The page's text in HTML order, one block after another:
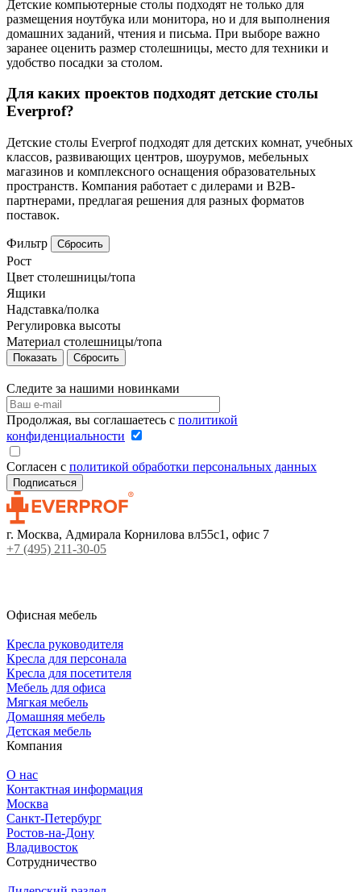
Детские компьютерные столы подходят не только для
размещения ноутбука или монитора, но и для выполнения
домашних заданий, чтения и письма. При выборе важно
заранее оценить размер столешницы, место для техники и
удобство посадки за столом.
Для каких проектов подходят детские столы
Everprof?
Детские столы Everprof подходят для детских комнат, учебных
классов, развивающих центров, шоурумов, мебельных
магазинов и комплексного оснащения образовательных
пространств. Компания работает с дилерами и B2B-
партнерами, предлагая решения для разных форматов
поставок.
Фильтр Сбросить
Рост
Цвет столешницы/топа
Ящики
Надставка/полка
Регулировка высоты
Материал столешницы/топа
Сбросить
Следите за нашими новинками
Продолжая, вы соглашаетесь с политикой
конфиденциальности
Согласен с политикой обработки персональных данных
г. Москва, Адмирала Корнилова вл55с1, офис 7
+7 (495) 211-30-05
Офисная мебель
Кресла руководителя
Кресла для персонала
Кресла для посетителя
Мебель для офиса
Мягкая мебель
Домашняя мебель
Детская мебель
Компания
О нас
Контактная информация
Москва
Санкт-Петербург
Ростов-на-Дону
Владивосток
Сотрудничество